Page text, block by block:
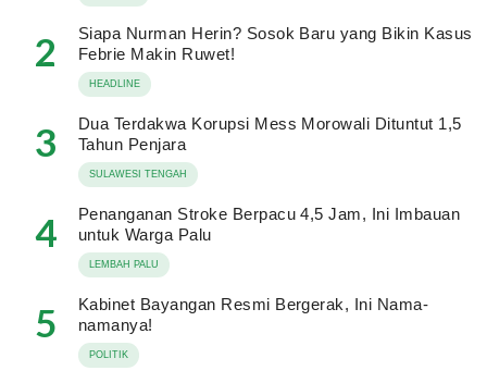
2
Siapa Nurman Herin? Sosok Baru yang Bikin Kasus
Febrie Makin Ruwet!
HEADLINE
3
Dua Terdakwa Korupsi Mess Morowali Dituntut 1,5
Tahun Penjara
SULAWESI TENGAH
4
Penanganan Stroke Berpacu 4,5 Jam, Ini Imbauan
untuk Warga Palu
LEMBAH PALU
5
Kabinet Bayangan Resmi Bergerak, Ini Nama-
namanya!
POLITIK